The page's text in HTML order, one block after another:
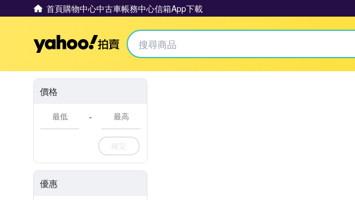
首頁購物中心中古車帳務中心信箱App下載
Yahoo拍賣
價格
-
確定
優惠